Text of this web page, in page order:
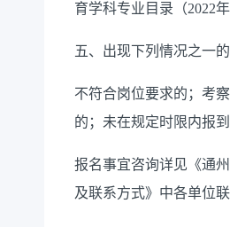
育学科专业目录（2022
五、出现下列情况之一
不符合岗位要求的；考
的；未在规定时限内报
报名事宜咨询详见《通
及联系方式》中各单位联